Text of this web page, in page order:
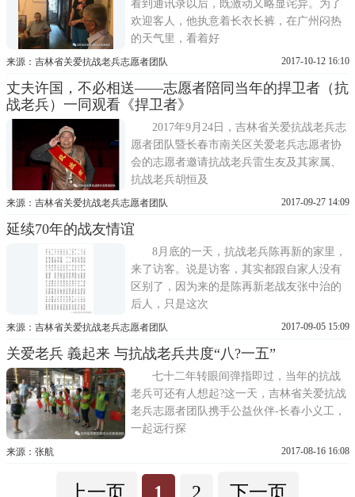
看到通讯录以后，既激动又略显诧异。为了
欢迎客人，他执意着长衣长裤，在广州闷热
的天气里，看着好
来源：吉林省关爱抗战老兵志愿者团队 2017-10-12 16:10
丈夫许国，不必相送——志愿者陪同当年的捍卫者（抗
战老兵）一同观看《捍卫者》
2017年9月24日，吉林省关爱抗战老兵志
愿者团队暨长春市南关区关爱老兵志愿者协
会的志愿者邀请抗战老兵雷生友及其家属、
抗战老兵胡恒及
来源：吉林省关爱抗战老兵志愿者团队 2017-09-27 14:09
延续70年的战友情谊
8月底的一天，抗战老兵陈再新的家里，
来了访客。说是访客，其实都跟自家人没有
区别了，因为来的是陈再新老战友张中治的
后人，只是这次
来源：吉林省关爱抗战老兵志愿者团队 2017-09-05 15:09
关爱老兵 義起来 与抗战老兵共度“八?一五”
七十二年转眼间弹指即过，当年的抗战
老兵可还有人想起?这一天，吉林省关爱抗战
老兵志愿者团队携手公益伙伴-长春小义工，
一起远行探
来源：张航 2017-08-16 16:08
上一页 1 2 下一页